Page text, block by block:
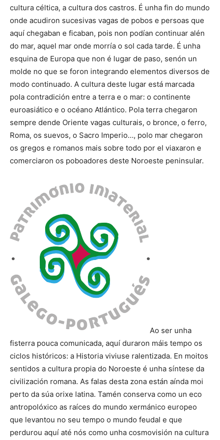
cultura céltica, a cultura dos castros. É unha fin do mundo
onde acudiron sucesivas vagas de pobos e persoas que
aquí chegaban e ficaban, pois non podían continuar alén
do mar, aquel mar onde morría o sol cada tarde. É unha
esquina de Europa que non é lugar de paso, senón un
molde no que se foron integrando elementos diversos de
modo continuado. A cultura deste lugar está marcada
pola contradición entre a terra e o mar: o continente
euroasiático e o océano Atlántico. Pola terra chegaron
sempre dende Oriente vagas culturais, o bronce, o ferro,
Roma, os suevos, o Sacro Imperio…, polo mar chegaron
os gregos e romanos mais sobre todo por el viaxaron e
comerciaron os poboadores deste Noroeste peninsular.
Ao ser unha
fisterra pouca comunicada, aquí duraron máis tempo os
ciclos históricos: a Historia viviuse ralentizada. En moitos
sentidos a cultura propia do Noroeste é unha síntese da
civilización romana. As falas desta zona están aínda moi
perto da súa orixe latina. Tamén conserva como un eco
antropolóxico as raíces do mundo xermánico europeo
que levantou no seu tempo o mundo feudal e que
perdurou aquí até nós como unha cosmovisión na cultura